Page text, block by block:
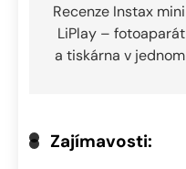
pro
příspěvek
Recenze Instax mini
LiPlay – fotoaparát
a tiskárna v jednom
Zajímavosti: